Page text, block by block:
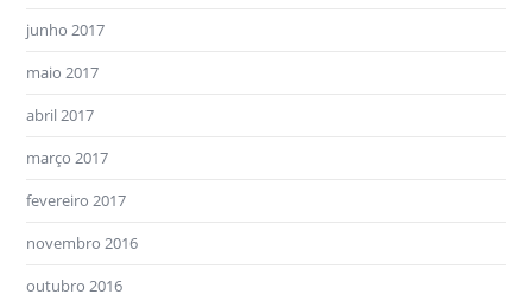
junho 2017
maio 2017
abril 2017
março 2017
fevereiro 2017
novembro 2016
outubro 2016